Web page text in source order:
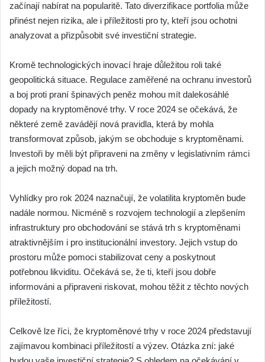
začínají nabírat na popularitě. Tato diverzifikace portfolia může
přinést nejen rizika, ale i příležitosti pro ty, kteří jsou ochotni
analyzovat a přizpůsobit své investiční strategie.
Kromě technologických inovací hraje důležitou roli také
geopolitická situace. Regulace zaměřené na ochranu investorů
a boj proti praní špinavých peněz mohou mít dalekosáhlé
dopady na kryptoměnové trhy. V roce 2024 se očekává, že
některé země zavádějí nová pravidla, která by mohla
transformovat způsob, jakým se obchoduje s kryptoměnami.
Investoři by měli být připraveni na změny v legislativním rámci
a jejich možný dopad na trh.
Vyhlídky pro rok 2024 naznačují, že volatilita kryptoměn bude
nadále normou. Nicméně s rozvojem technologií a zlepšením
infrastruktury pro obchodování se stává trh s kryptoměnami
atraktivnějším i pro institucionální investory. Jejich vstup do
prostoru může pomoci stabilizovat ceny a poskytnout
potřebnou likviditu. Očekává se, že ti, kteří jsou dobře
informováni a připraveni riskovat, mohou těžit z těchto nových
příležitostí.
Celkově lze říci, že kryptoměnové trhy v roce 2024 představují
zajímavou kombinaci příležitostí a výzev. Otázka zní: jaké